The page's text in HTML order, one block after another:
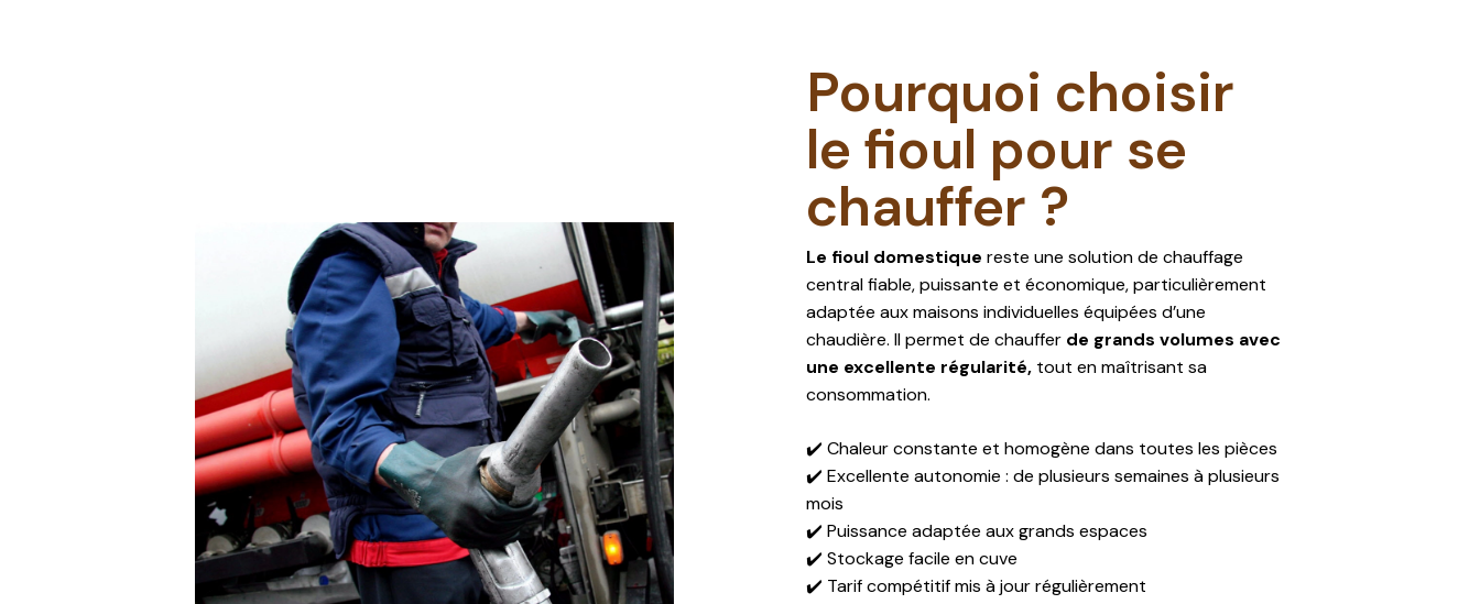
Pourquoi choisir
le fioul pour se
chauffer ?
Le fioul domestique reste une solution de chauffage
central fiable, puissante et économique, particulièrement
adaptée aux maisons individuelles équipées d’une
chaudière. Il permet de chauffer de grands volumes avec
une excellente régularité,tout en maîtrisant sa
consommation.
✔️ Chaleur constante et homogène dans toutes les pièces
✔️ Excellente autonomie : de plusieurs semaines à plusieurs
mois
✔️ Puissance adaptée aux grands espaces
✔️ Stockage facile en cuve
✔️ Tarif compétitif mis à jour régulièrement